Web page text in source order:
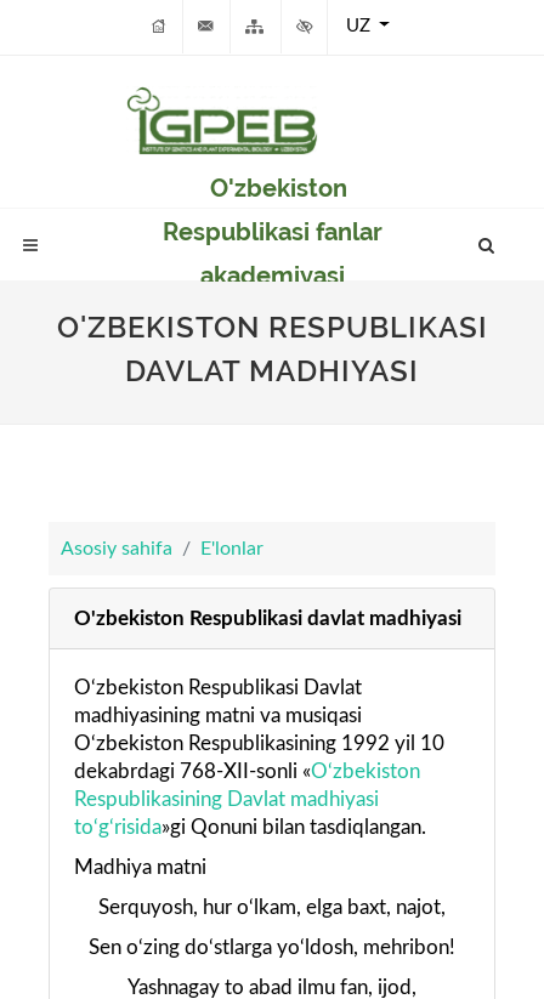
UZ
O'zbekiston
Respublikasi fanlar
akademiyasi
Genetika va o'simlikar
eksperimental
O'ZBEKISTON RESPUBLIKASI
DAVLAT MADHIYASI
Asosiy sahifa E'lonlar
O'zbekiston Respublikasi davlat madhiyasi
O‘zbekiston Respublikasi Davlat
madhiyasining matni va musiqasi
O‘zbekiston Respublikasining 1992 yil 10
dekabrdagi 768-XII-sonli «O‘zbekiston
Respublikasining Davlat madhiyasi
to‘g‘risida»gi Qonuni bilan tasdiqlangan.
Madhiya matni
Serquyosh, hur o‘lkam, elga baxt, najot,
Sen o‘zing do‘stlarga yo‘ldosh, mehribon!
Yashnagay to abad ilmu fan, ijod,